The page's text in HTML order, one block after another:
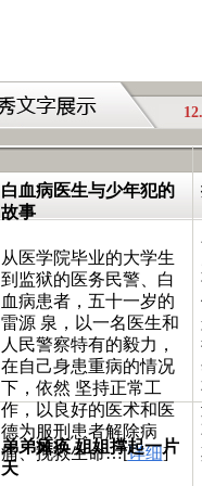
白血病医生与少年犯的
故事
从医学院毕业的大学生
到监狱的医务民警、白
血病患者，五十一岁的
雷源 泉，以一名医生和
人民警察特有的毅力，
在自己身患重病的情况
下，依然 坚持正常工
作，以良好的医术和医
德为服刑患者解除病
痛、挽救生命…[详细]
弟弟瘫痪 姐姐撑起一片
天